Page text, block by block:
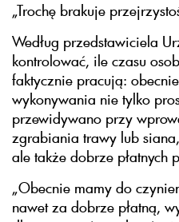
„Trochę brakuje
Według przedstawiciela
kontrolować, ile czasu
faktycznie pracują:
wykonywania nie tylko
przewidywano przy
zgrabiania trawy lub
ale także dobrze płatnych
„Obecnie mamy do
nawet za dobrze płatną,